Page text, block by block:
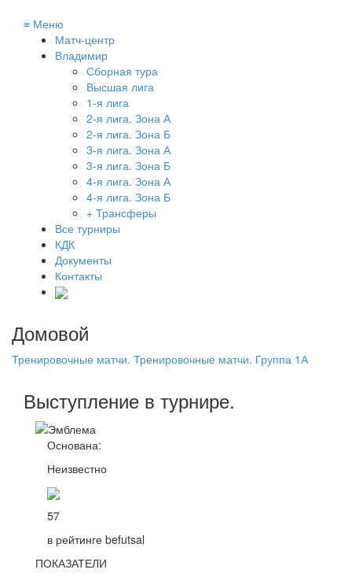
≡ Меню
Матч-центр
Владимир
Сборная тура
Высшая лига
1-я лига
2-я лига. Зона А
2-я лига. Зона Б
3-я лига. Зона А
3-я лига. Зона Б
4-я лига. Зона А
4-я лига. Зона Б
+ Трансферы
Все турниры
КДК
Документы
Контакты
Домовой
Тренировочные матчи. Тренировочные матчи. Группа 1А
Выступление в турнире.
Основана:
Неизвестно
57
в рейтинге befutsal
ПОКАЗАТЕЛИ